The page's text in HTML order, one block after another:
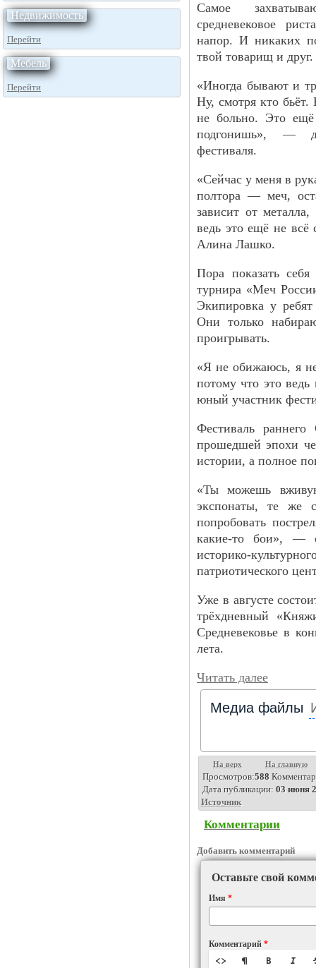
Недвижимость
Перейти
Мебель
Перейти
Самое
средневековое
напор. И никаких
твой товарищ и друг.
«Иногда бывают и
Ну, смотря кто
не больно. Это ещё
подгонишь», —
фестиваля.
«Сейчас у меня в
полтора — меч,
зависит от
ведь это ещё не всё
Алина Лашко.
Пора показать
турнира «Меч
Экипировка у
Они только
проигрывать.
«Я не обижаюсь, я
потому что это
юный участник
Фестиваль
прошедшей эпохи
истории, а полное
«Ты можешь
экспонаты, те же
попробовать
какие-то бои», —
историко-
патриотического
Уже в августе
трёхдневный
Средневековье в
лета.
Читать далее
Медиа файлы
На верх На главную
Просмотров:588
Дата публикации: 03 июня
Источник
Комментарии
Добавить комментарий
Оставьте свой
Имя *
Комментарий *